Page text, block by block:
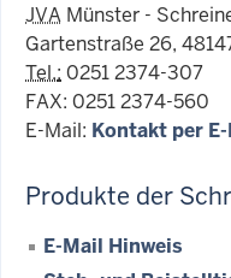
JVA Münster -
Gartenstraße 26,
Tel.: 0251 2374-307
FAX: 0251 2374-560
E-Mail: Kontakt per
Produkte der
E-Mail Hinweis